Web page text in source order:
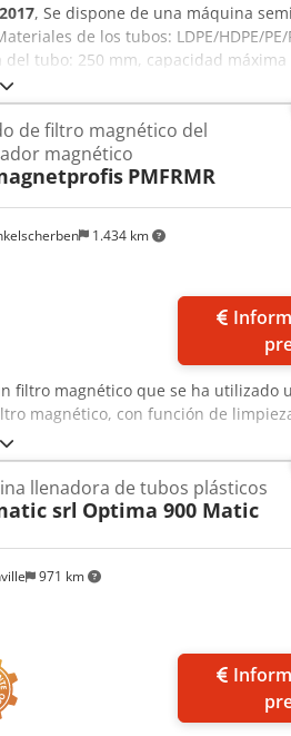
2017, Se dispone de una máquina
de los tubos: LDPE/HDPE/
tubo: 250 mm, capacidad
(X/Y/Z): aproximadamente 600
estimado: aproximadamente 80 000
inspección en las instalaciones.
1.434 km
de filtro magnético del
magnético
PMFRMR
filtro magnético que se ha utilizado
magnético, con función de
971 km
llenadora de tubos plásticos
srl Optima 900 Matic